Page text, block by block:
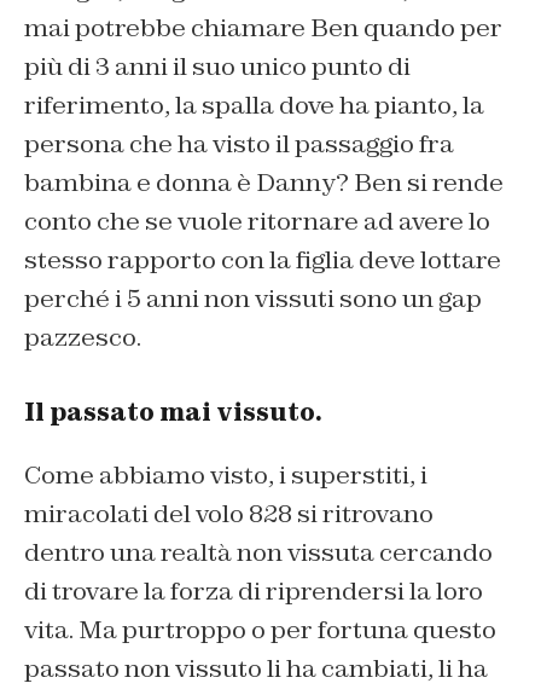
mai potrebbe chiamare Ben quando per
più di 3 anni il suo unico punto di
riferimento, la spalla dove ha pianto, la
persona che ha visto il passaggio fra
bambina e donna è Danny? Ben si rende
conto che se vuole ritornare ad avere lo
stesso rapporto con la figlia deve lottare
perché i 5 anni non vissuti sono un gap
pazzesco.
Il passato mai vissuto.
Come abbiamo visto, i superstiti, i
miracolati del volo 828 si ritrovano
dentro una realtà non vissuta cercando
di trovare la forza di riprendersi la loro
vita. Ma purtroppo o per fortuna questo
passato non vissuto li ha cambiati, li ha